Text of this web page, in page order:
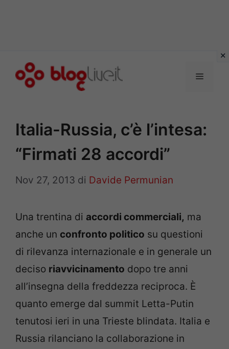
Menu
Italia-Russia, c’è l’intesa:
“Firmati 28 accordi”
Nov 27, 2013 di Davide Permunian
Una trentina di accordi commerciali, ma
anche un confronto politico su questioni
di rilevanza internazionale e in generale un
deciso riavvicinamento dopo tre anni
all’insegna della freddezza reciproca. È
quanto emerge dal summit Letta-Putin
tenutosi ieri in una Trieste blindata. Italia e
Russia rilanciano la collaborazione in